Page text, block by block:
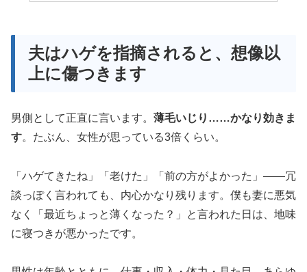
夫はハゲを指摘されると、想像以
上に傷つきます
男側として正直に言います。 薄毛いじり……かなり効きま
す。たぶん、女性が思っている3倍くらい。
「ハゲてきたね」「老けた」「前の方がよかった」——冗
談っぽく言われても、内心かなり残ります。僕も妻に悪気
なく「最近ちょっと薄くなった？」と言われた日は、地味
に寝つきが悪かったです。